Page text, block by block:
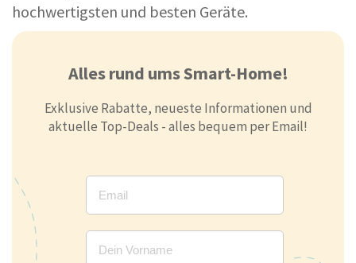
hochwertigsten und besten Geräte.
Alles rund ums Smart-Home!
Exklusive Rabatte, neueste Informationen und
aktuelle Top-Deals - alles bequem per Email!